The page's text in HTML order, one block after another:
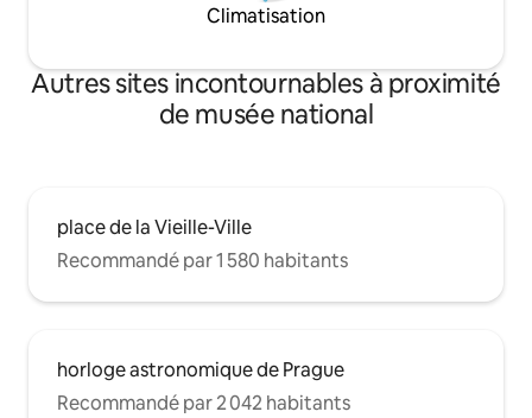
Climatisation
Autres sites incontournables à proximité
de musée national
place de la Vieille-Ville
Recommandé par 1 580 habitants
horloge astronomique de Prague
Recommandé par 2 042 habitants